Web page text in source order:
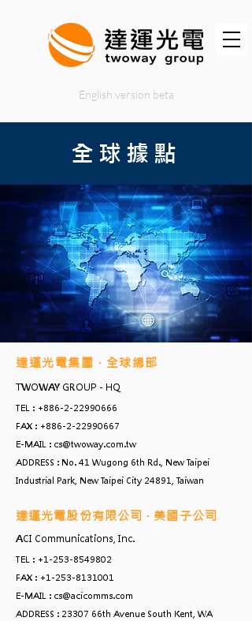
English version beta
全球據點
達運光電集團 ‧ 全球總部
TWOWAY GROUP - HQ
TEL : +886-2-22990666
FAX : +886-2-22990667
E-MAIL : cs@twoway.com.tw
ADDRESS : No. 41 Wugong 6th Rd., New Taipei
Industrial Park, New Taipei City 24891, Taiwan
達運光電股份有限公司 ‧ 美國子公司
ACI Communications, Inc.
TEL : +1-253-8549802
FAX : +1-253-8131001
E-MAIL : cs@acicomms.com
ADDRESS : 23307 66th Avenue South Kent, WA